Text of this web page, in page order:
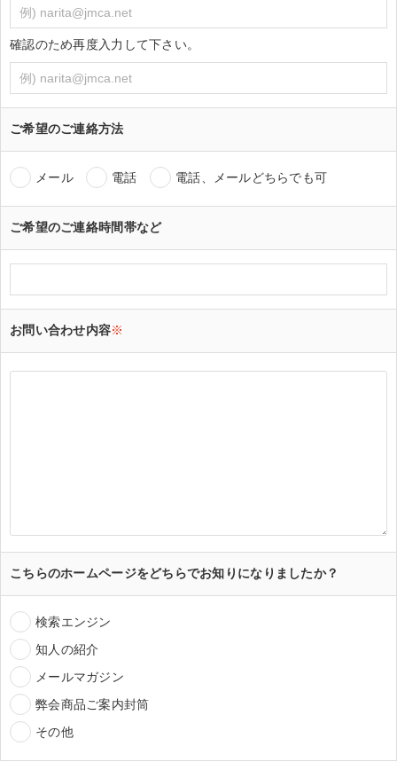
確認のため再度入力して下さい。
ご希望のご連絡方法
メール 電話 電話、メールどちらでも可
ご希望のご連絡時間帯など
お問い合わせ内容※
こちらのホームページをどちらでお知りになりましたか？
検索エンジン
知人の紹介
メールマガジン
弊会商品ご案内封筒
その他